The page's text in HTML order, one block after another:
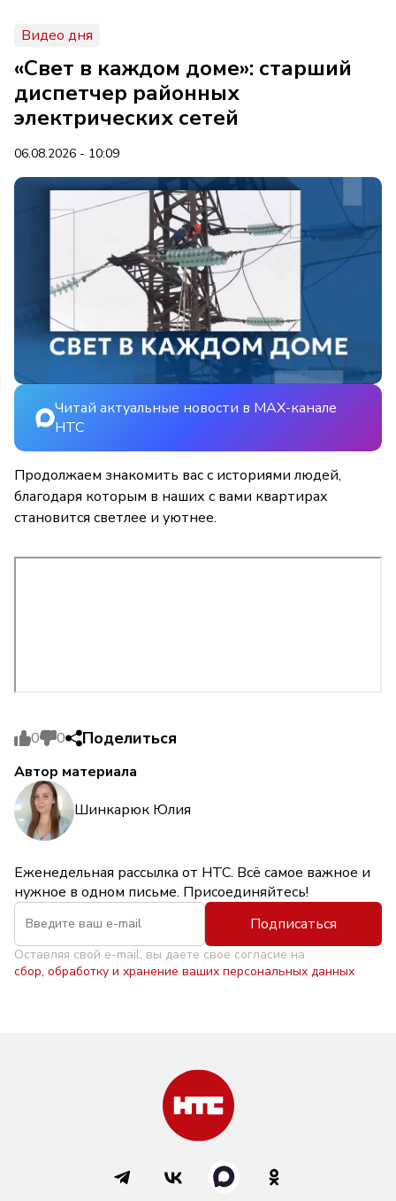
Видео дня
«Свет в каждом доме»: старший
диспетчер районных
электрических сетей
06.08.2026 - 10:09
Читай актуальные новости в MAX-канале
НТС
Продолжаем знакомить вас с историями людей,
благодаря которым в наших с вами квартирах
становится светлее и уютнее.
0 0 Поделиться
Автор материала
Шинкарюк Юлия
Еженедельная рассылка от НТС. Всё самое важное и
нужное в одном письме. Присоединяйтесь!
Подписаться
Оставляя свой e-mail, вы даете свое согласие на
сбор, обработку и хранение ваших персональных данных